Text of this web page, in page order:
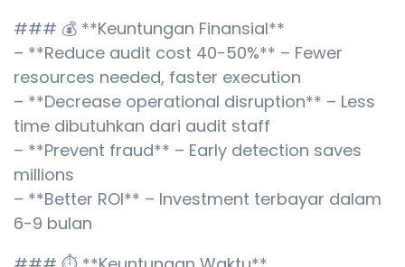
### 💰 **Keuntungan Finansial**
– **Reduce audit cost 40-50%** – Fewer
resources needed, faster execution
– **Decrease operational disruption** – Less
time dibutuhkan dari audit staff
– **Prevent fraud** – Early detection saves
millions
– **Better ROI** – Investment terbayar dalam
6-9 bulan